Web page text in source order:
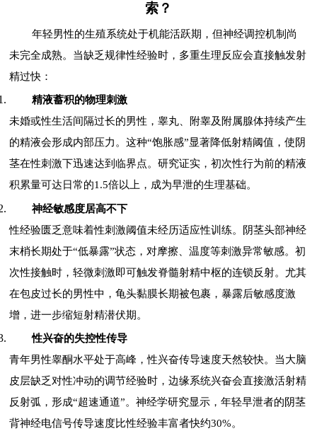
索？
年轻男性的生殖系统处于机能活跃期，但神经调控机制尚
未完全成熟。当缺乏规律性经验时，多重生理反应会直接触发射
精过快：
精液蓄积的物理刺激
未婚或性生活间隔过长的男性，睾丸、附睾及附属腺体持续产生
的精液会形成内部压力。这种“饱胀感”显著降低射精阈值，使阴
茎在性刺激下迅速达到临界点。研究证实，初次性行为前的精液
积累量可达日常的1.5倍以上，成为早泄的生理基础。
神经敏感度居高不下
性经验匮乏意味着性刺激阈值未经历适应性训练。阴茎头部神经
末梢长期处于“低暴露”状态，对摩擦、温度等刺激异常敏感。初
次性接触时，轻微刺激即可触发脊髓射精中枢的连锁反射。尤其
在包皮过长的男性中，龟头黏膜长期被包裹，暴露后敏感度激
增，进一步缩短射精潜伏期。
性兴奋的失控性传导
青年男性睾酮水平处于高峰，性兴奋传导速度天然较快。当大脑
皮层缺乏对性冲动的调节经验时，边缘系统兴奋会直接激活射精
反射弧，形成“超速通道”。神经学研究显示，年轻早泄者的阴茎
背神经电信号传导速度比性经验丰富者快约30%。